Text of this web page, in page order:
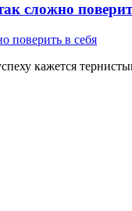
сложно
кажется